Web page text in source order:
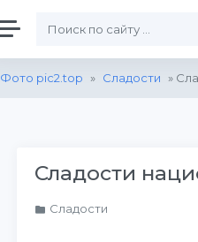
Фото pic2.top » Сладости »
Сладости
Сладости